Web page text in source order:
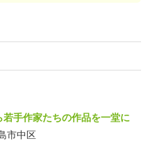
若手作家たちの作品を一堂に
市中区